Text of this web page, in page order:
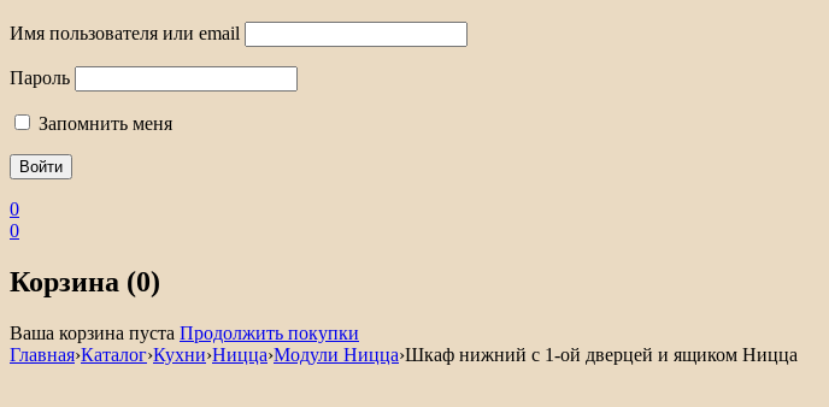
Имя пользователя или email
Пароль
Запомнить меня
0
0
Корзина (0)
Ваша корзина пуста Продолжить покупки
Главная›Каталог›Кухни›Ницца›Модули Ницца›Шкаф нижний с 1-ой дверцей и ящиком Ницца